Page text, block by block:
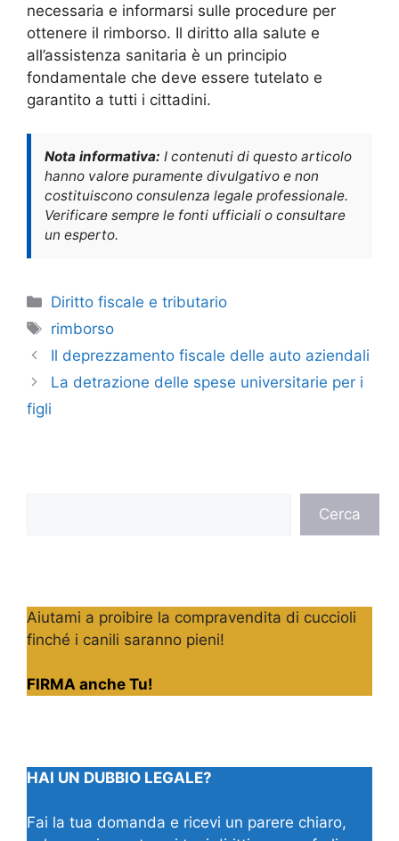
necessaria e informarsi sulle procedure per
ottenere il rimborso. Il diritto alla salute e
all’assistenza sanitaria è un principio
fondamentale che deve essere tutelato e
garantito a tutti i cittadini.
Nota informativa: I contenuti di questo articolo
hanno valore puramente divulgativo e non
costituiscono consulenza legale professionale.
Verificare sempre le fonti ufficiali o consultare
un esperto.
Categorie
Diritto fiscale e tributario
Tag
rimborso
Il deprezzamento fiscale delle auto aziendali
La detrazione delle spese universitarie per i
figli
Cerca
Aiutami a proibire la compravendita di cuccioli
finché i canili saranno pieni!
FIRMA anche Tu!
HAI UN DUBBIO LEGALE?
Fai la tua domanda e ricevi un parere chiaro,